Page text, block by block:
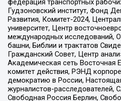
федерация транспортных
Гудзоновский институт, Фонд
Развития, Комитет-2024,
университет, Центр
международных исследований,
башни, Библии и трактатов
Гражданский Совет, Центр
Академическая сеть Восточная
комитет действия, РЭНД
демократию в России,
журналистов-расследователей,
Свободная Россия Берлин,